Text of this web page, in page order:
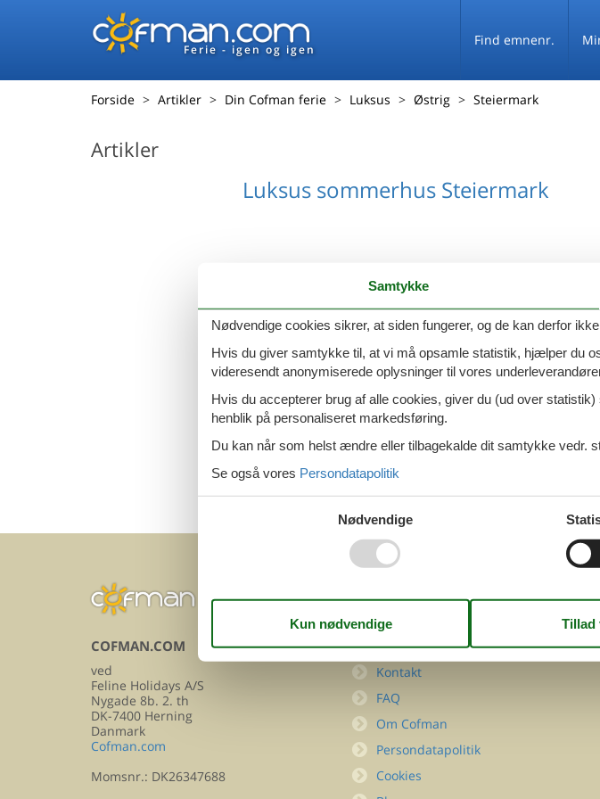
Ferie - igen og igen
Find emnenr.
Forside Artikler Din Cofman ferie Luksus Østrig Steiermark
Artikler
Luksus sommerhus Steiermark
Luksus sommerhus Paal
COFMAN.COM
ved
Feline Holidays A/S
Nygade 8b. 2. th
DK-7400 Herning
Danmark
Cofman.com
Momsnr.: DK26347688
INFORMATION
Kontakt
FAQ
Om Cofman
Persondatapolitik
Cookies
Samtykke
Nødvendige cookies sikrer, at siden fungerer, og de kan derfor
Hvis du giver samtykke til, at vi må opsamle statistik, hjælper du
videresendt anonymiserede oplysninger til vores
Hvis du accepterer brug af alle cookies, giver du (ud over
henblik på personaliseret markedsføring.
Du kan når som helst ændre eller tilbagekalde dit samtykke vedr.
Se også vores Persondatapolitik
Nødvendige